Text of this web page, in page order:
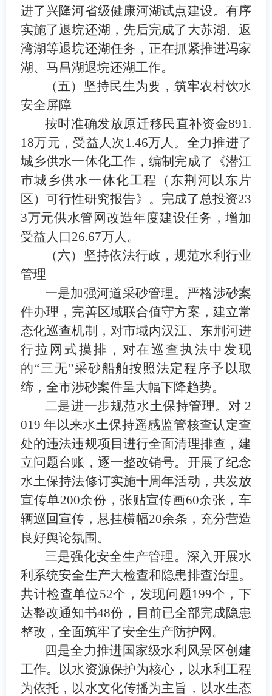
进了兴隆河省级健康河湖试点建设。有序
实施了退垸还湖，先后完成了大苏湖、返
湾湖等退垸还湖任务，正在抓紧推进冯家
湖、马昌湖退垸还湖工作。
（五）坚持民生为要，筑牢农村饮水
安全屏障
按时准确发放原迁移民直补资金891.
18万元，受益人次 1.46万人。全力推进了
城乡供水一体化工作，编制完成了《潜江
市城乡供水一体化工程（东荆河以东片
区）可行性研究报告》。完成了总投资23
3万元供水管网改造年度建设任务，增加
受益人口26.67万人。
（六）坚持依法行政，规范水利行业
管理
一是加强河道采砂管理 。 严格涉砂案
件办理， 完善区域联合值守方案， 建立常
态化巡查机制 ， 对市域内汉江、东荆河进
行拉网式摸排，对在巡查执法中发现
的“三无”采砂船舶按照法定程序予以取
缔 ， 全市涉砂案件呈大幅下降趋势。
二是进一步规范水土保持管理。对 2
019年以来水土保持遥感监管核查认定查
处的违法违规项目进行全面清理排查，建
立问题台账，逐一整改销号。开展了纪念
水土保持法修订实施十周年活动，共发放
宣传单200余份，张贴宣传画60余张，车
辆巡回宣传，悬挂横幅20余条，充分营造
良好舆论氛围。
三是强化安全生产管理。深入开展水
利系统安全生产大检查和隐患排查治理。
共计检查单位52个，发现问题199个，下
达整改通知书48份，目前已全部完成隐患
整改，全面筑牢了安全生产防护网。
四是全力推进国家级水利风景区创建
工作。
以水资源保护为核心，以水利工程
为依托，以水文化传播为主旨，以水生态